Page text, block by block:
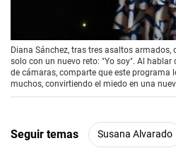
00:00/
Diana Sánchez, tras tres asaltos armados,
solo con un nuevo reto: "Yo soy". Al
de cámaras, comparte que este programa
muchos, convirtiendo el miedo en una
Seguir temas Susana Alvarado